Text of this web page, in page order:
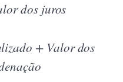
dos juros
+ Valor dos